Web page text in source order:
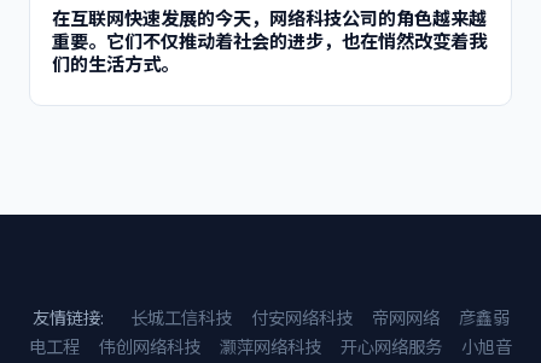
在互联网快速发展的今天，网络科技公司的角色越来越
重要。它们不仅推动着社会的进步，也在悄然改变着我
们的生活方式。
友情链接: 长城工信科技 付安网络科技 帝网网络
彦鑫弱
电工程
伟创网络科技 灏萍网络科技 开心网络服务
小旭音